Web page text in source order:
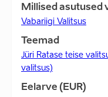
Millised asutused
Vabariigi Valitsus
Teemad
Jüri Ratase teise
valitsus)
Eelarve (EUR)